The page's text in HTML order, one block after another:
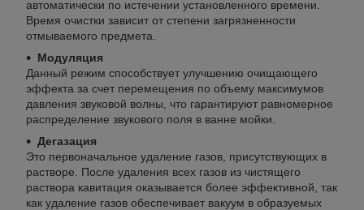
автоматически по истечении установленного времени.
Время очистки зависит от степени загрязненности
отмываемого предмета.
Модуляция
Данный режим способствует улучшению очищающего
эффекта за счет перемещения по объему максимумов
давления звуковой волны, что гарантируют равномерное
распределение звукового поля в ванне мойки.
Дегазация
Это первоначальное удаление газов, присутствующих в
растворе. После удаления всех газов из чистящего
раствора кавитация оказывается более эффективной, так
как удаление газов обеспечивает вакуум в образуемых